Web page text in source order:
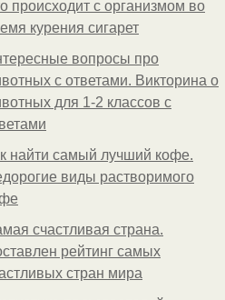
происходит с организмом во
курения сигарет
вопросы про
с ответами. Викторина о
для 1-2 классов с
найти самый лучший кофе.
виды растворимого
счастливая страна.
рейтинг самых
стран мира